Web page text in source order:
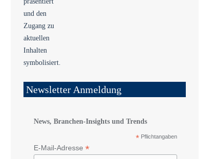
Newsletter Anmeldung
News, Branchen-Insights und Trends
* Pflichtangaben
E-Mail-Adresse *